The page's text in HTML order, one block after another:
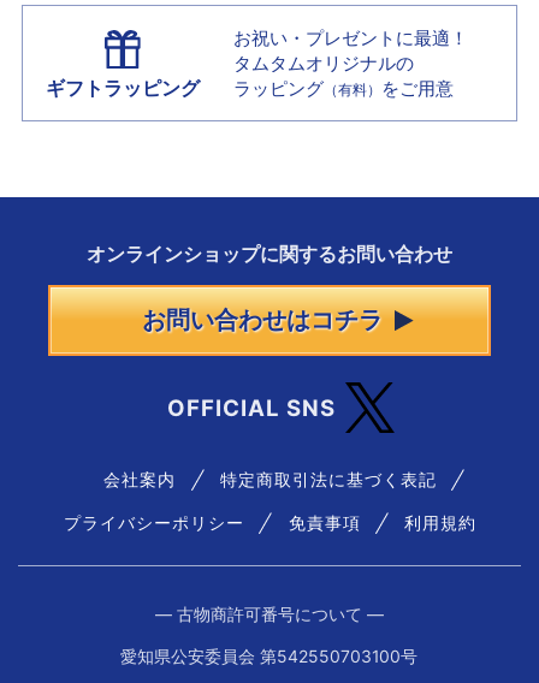
ギフトラッピング
お祝い・プレゼントに最適！
タムタムオリジナルの
ラッピング （有料） をご用意
オンラインショップに関するお問い合わせ
お問い合わせはコチラ
OFFICIAL SNS
会社案内 特定商取引法に基づく表記
プライバシーポリシー 免責事項 利用規約
― 古物商許可番号について ―
愛知県公安委員会 第542550703100号